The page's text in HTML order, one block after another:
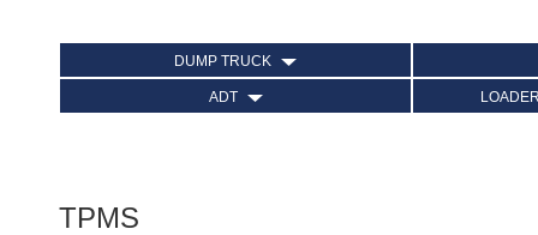
DUMP TRUCK
ADT
TPMS